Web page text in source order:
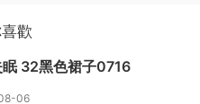
歡
32黑色裙子0716
06